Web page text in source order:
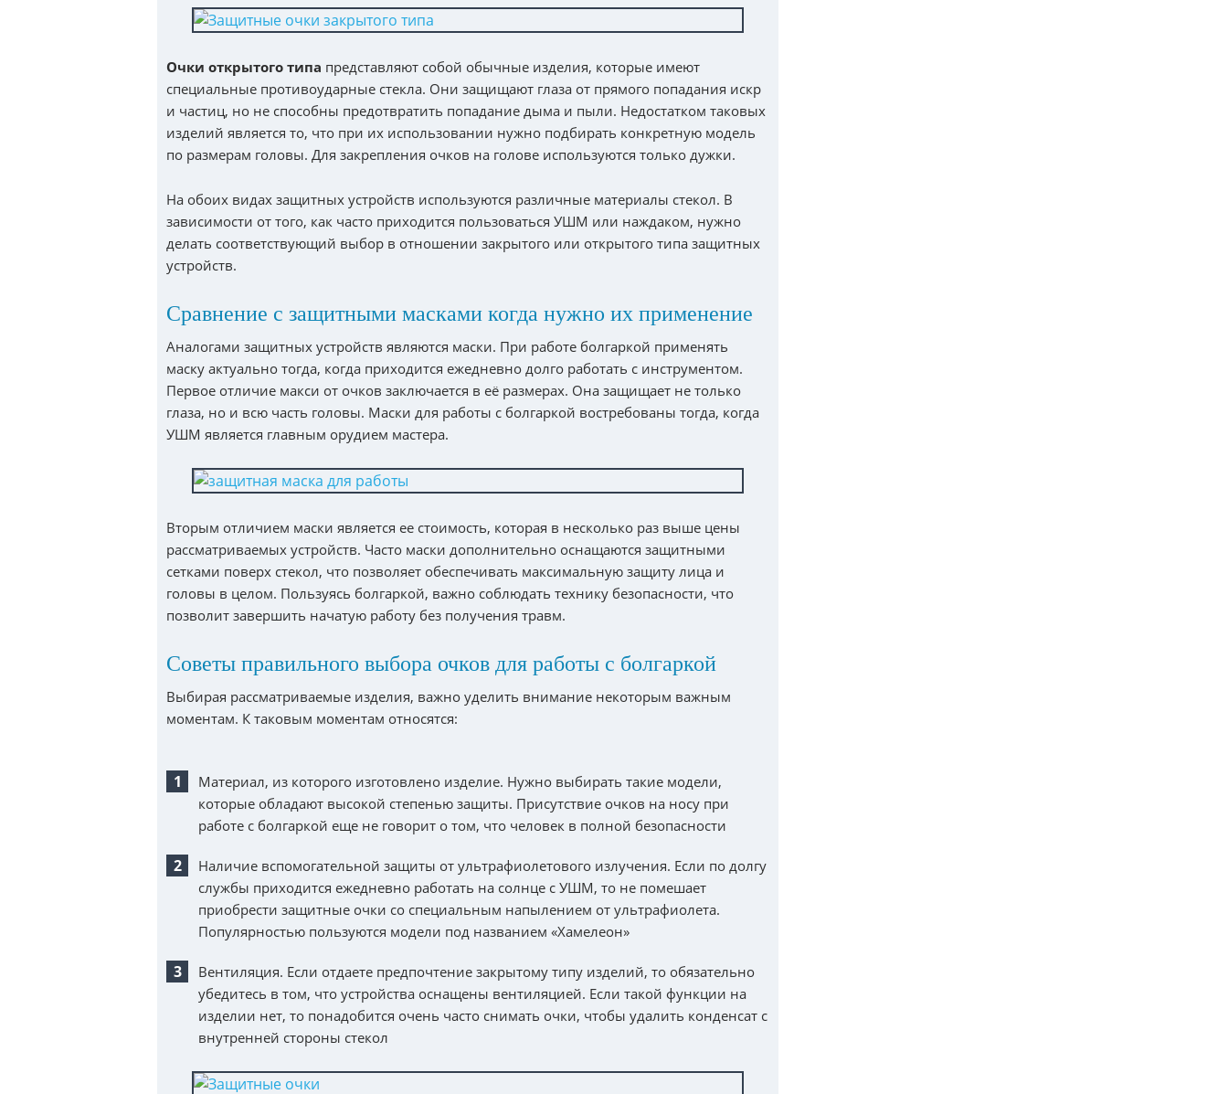
Очки открытого типа представляют собой обычные изделия, которые имеют
специальные противоударные стекла. Они защищают глаза от прямого попадания искр
и частиц, но не способны предотвратить попадание дыма и пыли. Недостатком таковых
изделий является то, что при их использовании нужно подбирать конкретную модель
по размерам головы. Для закрепления очков на голове используются только дужки.
На обоих видах защитных устройств используются различные материалы стекол. В
зависимости от того, как часто приходится пользоваться УШМ или наждаком, нужно
делать соответствующий выбор в отношении закрытого или открытого типа защитных
устройств.
Сравнение с защитными масками когда нужно их применение
Аналогами защитных устройств являются маски. При работе болгаркой применять
маску актуально тогда, когда приходится ежедневно долго работать с инструментом.
Первое отличие макси от очков заключается в её размерах. Она защищает не только
глаза, но и всю часть головы. Маски для работы с болгаркой востребованы тогда, когда
УШМ является главным орудием мастера.
Вторым отличием маски является ее стоимость, которая в несколько раз выше цены
рассматриваемых устройств. Часто маски дополнительно оснащаются защитными
сетками поверх стекол, что позволяет обеспечивать максимальную защиту лица и
головы в целом. Пользуясь болгаркой, важно соблюдать технику безопасности, что
позволит завершить начатую работу без получения травм.
Советы правильного выбора очков для работы с болгаркой
Выбирая рассматриваемые изделия, важно уделить внимание некоторым важным
моментам. К таковым моментам относятся:
Материал, из которого изготовлено изделие. Нужно выбирать такие модели,
которые обладают высокой степенью защиты. Присутствие очков на носу при
работе с болгаркой еще не говорит о том, что человек в полной безопасности
Наличие вспомогательной защиты от ультрафиолетового излучения. Если по долгу
службы приходится ежедневно работать на солнце с УШМ, то не помешает
приобрести защитные очки со специальным напылением от ультрафиолета.
Популярностью пользуются модели под названием «Хамелеон»
Вентиляция. Если отдаете предпочтение закрытому типу изделий, то обязательно
убедитесь в том, что устройства оснащены вентиляцией. Если такой функции на
изделии нет, то понадобится очень часто снимать очки, чтобы удалить конденсат с
внутренней стороны стекол